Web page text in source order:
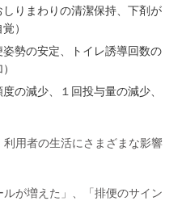
りまわりの清潔保持、下剤が
）
姿勢の安定、トイレ誘導回数の
の減少、１回投与量の減少、
用者の生活にさまざまな影響
が増えた」、「排便のサイン